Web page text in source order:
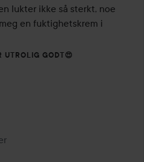
lukter ikke så sterkt, noe
en fuktighetskrem i
UTROLIG GODT😍